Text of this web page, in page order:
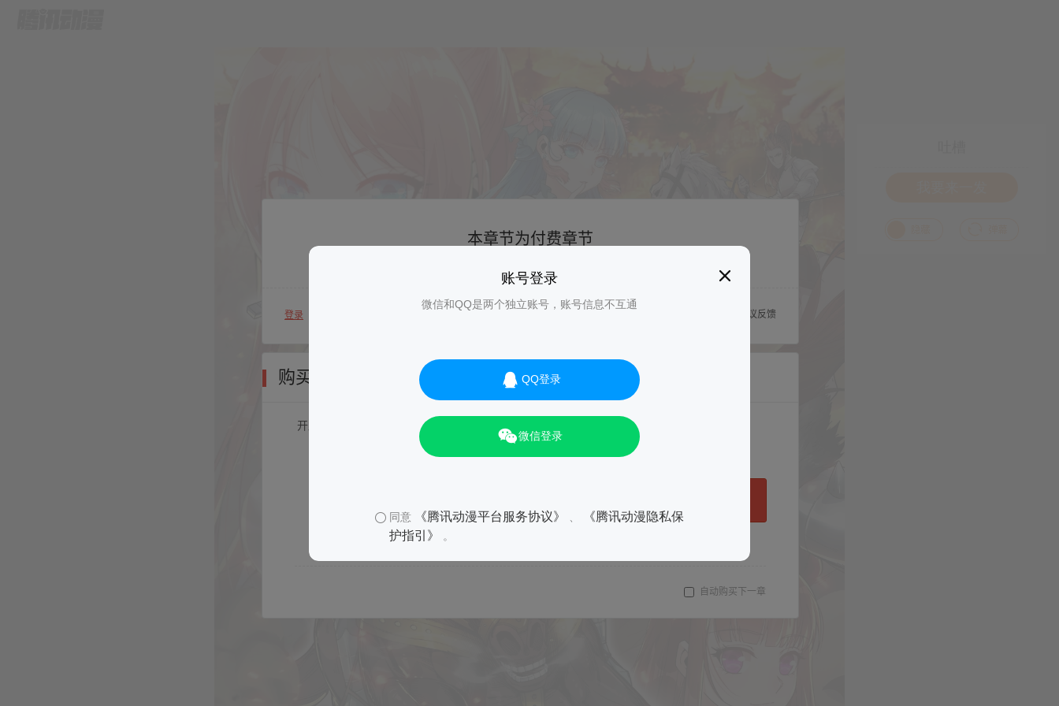
账号登录
微信和QQ是两个独立账号，账号信息不互通
QQ登录
微信登录
同意 《腾讯动漫平台服务协议》
《腾讯动漫隐私保
护指引》
。